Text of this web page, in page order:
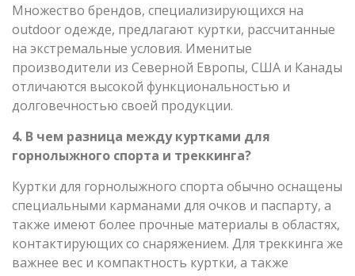
Множество брендов, специализирующихся на
outdoor одежде, предлагают куртки, рассчитанные
на экстремальные условия. Именитые
производители из Северной Европы, США и Канады
отличаются высокой функциональностью и
долговечностью своей продукции.
4. В чем разница между куртками для
горнолыжного спорта и треккинга?
Куртки для горнолыжного спорта обычно оснащены
специальными карманами для очков и паспарту, а
также имеют более прочные материалы в областях,
контактирующих со снаряжением. Для треккинга же
важнее вес и компактность куртки, а также